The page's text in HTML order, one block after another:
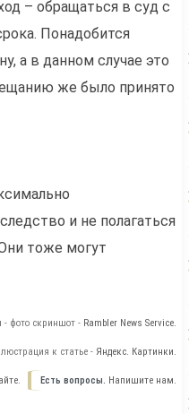
– обращаться в суд с
Понадобится
а в данном случае это
же было принято
и не полагаться
тоже могут
- фото скриншот - Rambler News Service.
к статье - Яндекс. Картинки.
Есть вопросы. Напишите нам.